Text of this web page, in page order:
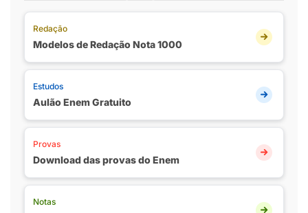
Redação
Modelos de Redação Nota 1000
Estudos
Aulão Enem Gratuito
Provas
Download das provas do Enem
Notas